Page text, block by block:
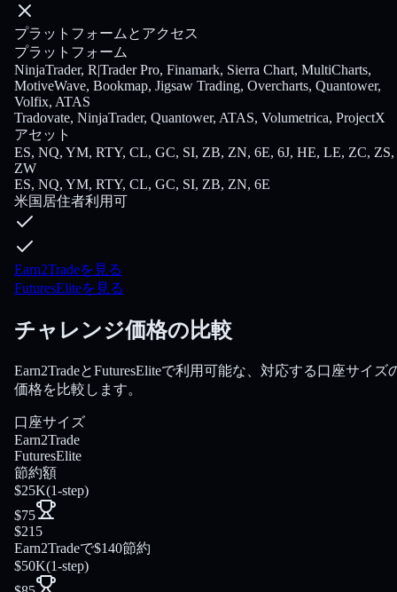
プラットフォームとアクセス
プラットフォーム
NinjaTrader, R|Trader Pro, Finamark, Sierra Chart, MultiCharts,
MotiveWave, Bookmap, Jigsaw Trading, Overcharts, Quantower,
Volfix, ATAS
Tradovate, NinjaTrader, Quantower, ATAS, Volumetrica, ProjectX
アセット
ES, NQ, YM, RTY, CL, GC, SI, ZB, ZN, 6E, 6J, HE, LE, ZC, ZS,
ZW
ES, NQ, YM, RTY, CL, GC, SI, ZB, ZN, 6E
米国居住者利用可
Earn2Tradeを見る
FuturesEliteを見る
チャレンジ価格の比較
Earn2TradeとFuturesEliteで利用可能な、対応する口座サイズ
価格を比較します。
口座サイズ
Earn2Trade
FuturesElite
節約額
$25K(1-step)
$75
$215
Earn2Tradeで$140節約
$50K(1-step)